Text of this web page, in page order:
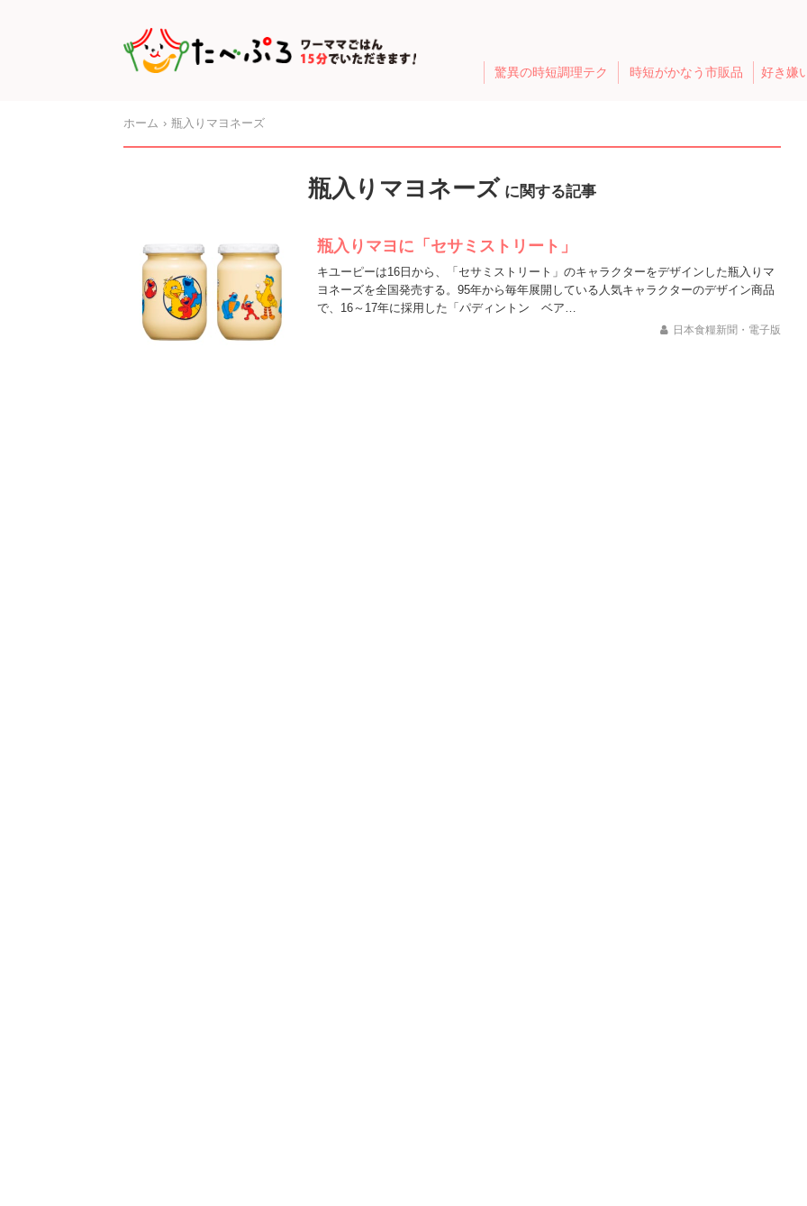
驚異の時短調理テク 時短がかなう市販品 好き嫌
ホーム 瓶入りマヨネーズ
瓶入りマヨネーズ に関する記事
瓶入りマヨに「セサミストリート」
キユーピーは16日から、「セサミストリート」のキャラクターをデザインした瓶入りマ
ヨネーズを全国発売する。95年から毎年展開している人気キャラクターのデザイン商品
で、16～17年に採用した「パディントン ベア…
日本食糧新聞・電子版